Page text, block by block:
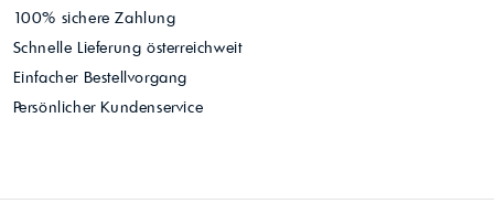
100% sichere Zahlung
Schnelle Lieferung österreichweit
Einfacher Bestellvorgang
Persönlicher Kundenservice